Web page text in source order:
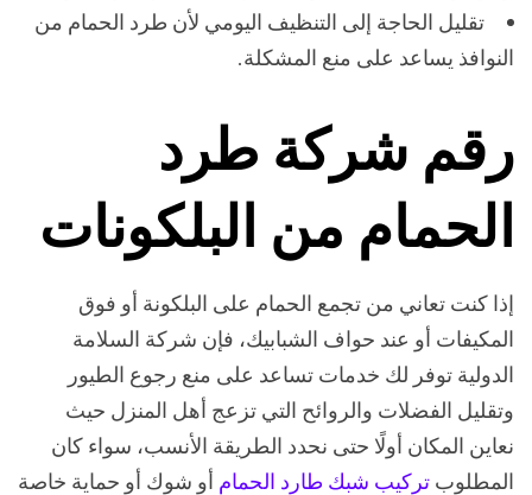
تقليل الحاجة إلى التنظيف اليومي لأن طرد الحمام من
النوافذ يساعد على منع المشكلة.
رقم شركة طرد
الحمام من البلكونات
إذا كنت تعاني من تجمع الحمام على البلكونة أو فوق
المكيفات أو عند حواف الشبابيك، فإن شركة السلامة
الدولية توفر لك خدمات تساعد على منع رجوع الطيور
وتقليل الفضلات والروائح التي تزعج أهل المنزل حيث
نعاين المكان أولًا حتى نحدد الطريقة الأنسب، سواء كان
المطلوب تركيب شبك طارد الحمام أو شوك أو حماية خاصة